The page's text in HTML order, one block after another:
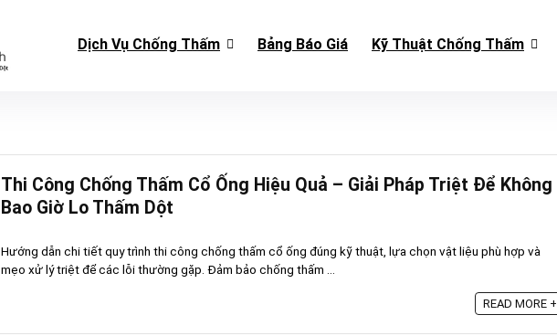
Dịch Vụ Chống Thấm Bảng Báo Giá Kỹ Thuật Chống Thấm
Thi Công Chống Thấm Cổ Ống Hiệu Quả – Giải Pháp Triệt Để Không
Bao Giờ Lo Thấm Dột
Hướng dẫn chi tiết quy trình thi công chống thấm cổ ống đúng kỹ thuật, lựa chọn vật liệu phù hợp và
mẹo xử lý triệt để các lỗi thường gặp. Đảm bảo chống thấm ...
READ MORE +